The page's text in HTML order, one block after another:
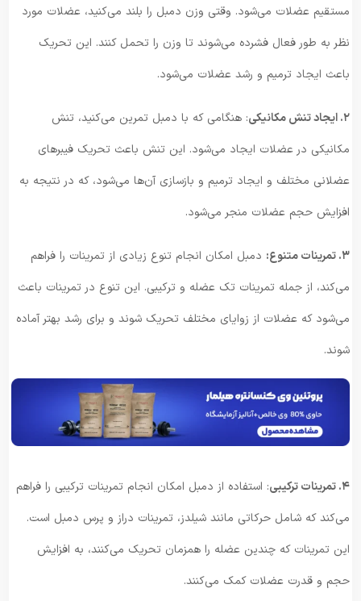
مستقیم عضلات می‌شود. وقتی وزن دمبل را بلند می‌کنید، عضلات مورد
نظر به طور فعال فشرده می‌شوند تا وزن را تحمل کنند. این تحریک
باعث ایجاد ترمیم و رشد عضلات می‌شود.
۲. ایجاد تنش مکانیکی
: هنگامی که با دمبل تمرین می‌کنید، تنش
مکانیکی در عضلات ایجاد می‌شود. این تنش باعث تحریک فیبر‌های
عضلانی مختلف و ایجاد ترمیم و بازسازی آن‌ها می‌شود، که در نتیجه به
افزایش حجم عضلات منجر می‌شود.
۳. تمرینات متنوع:
دمبل امکان انجام تنوع زیادی از تمرینات را فراهم
می‌کند، از جمله تمرینات تک عضله و ترکیبی. این تنوع در تمرینات باعث
می‌شود که عضلات از زوایای مختلف تحریک شوند و برای رشد بهتر آماده
شوند.
۴. تمرینات ترکیبی
: استفاده از دمبل امکان انجام تمرینات ترکیبی را فراهم
می‌کند که شامل حرکاتی مانند شیلدز، تمرینات دراز و پرس دمبل است.
این تمرینات که چندین عضله را همزمان تحریک می‌کنند، به افزایش
حجم و قدرت عضلات کمک می‌کنند.